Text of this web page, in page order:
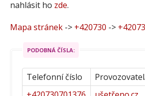
nahlásit ho zde.
Mapa stránek -> +420730 ->
PODOBNÁ ČÍSLA:
Telefonní číslo